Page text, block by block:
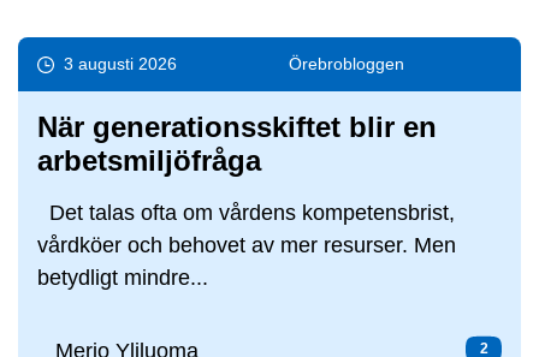
3 augusti 2026 Örebro­bloggen
När generationsskiftet blir en
arbetsmiljöfråga
Det talas ofta om vårdens kompetensbrist,
vårdköer och behovet av mer resurser. Men
betydligt mindre...
Merjo Yliluoma 2